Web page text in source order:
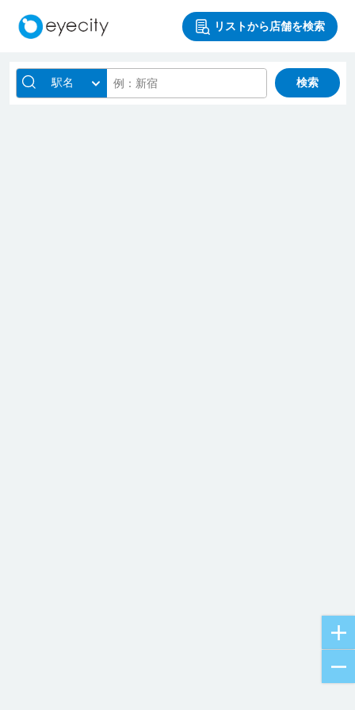
リストから店舗を検索
駅名 検索